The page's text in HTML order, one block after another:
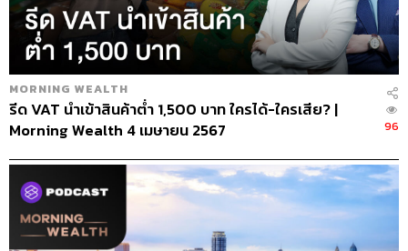
MORNING WEALTH
รีด VAT นำเข้าสินค้าต่ำ 1,500 บาท ใครได้-ใครเสีย? |
Morning Wealth 4 เมษายน 2567
96